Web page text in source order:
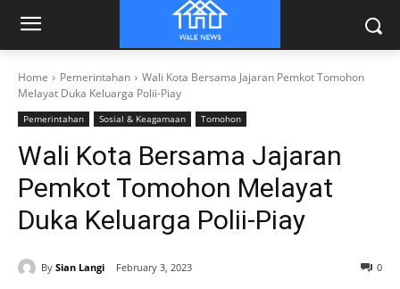
Home Pemerintahan
Wali Kota Bersama Jajaran Pemkot Tomohon
Melayat Duka Keluarga Polii-Piay
Pemerintahan Sosial & Keagamaan Tomohon
Wali Kota Bersama Jajaran
Pemkot Tomohon Melayat
Duka Keluarga Polii-Piay
By Sian Langi February 3, 2023 0